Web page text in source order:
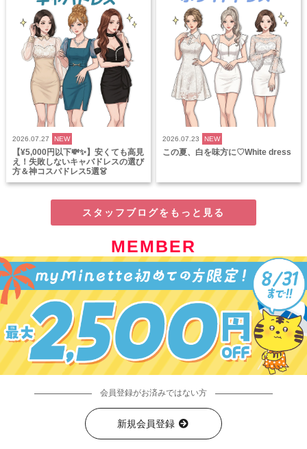
2026.07.27 NEW
【¥5,000円以下💸✨】安くても高見
え！失敗しないキャバドレスの選び
方＆神コスパドレス5選👗
2026.07.23 NEW
この夏、白を味方に♡White dress
スタッフブログをもっと見る
MEMBER
会員登録がお済みではない方
新規会員登録